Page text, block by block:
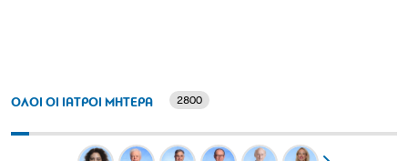
ΟΛΟΙ ΟΙ ΙΑΤΡΟΙ ΜΗΤΕΡΑ 2800